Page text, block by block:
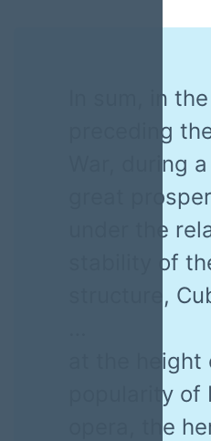
In sum, in
preceding
War, during
great
under the
stability of
structure,
at the
popularity of
opera, the